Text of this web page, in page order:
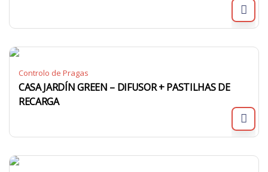
Controlo de Pragas
CASA JARDÍN GREEN – DIFUSOR + PASTILHAS DE
RECARGA